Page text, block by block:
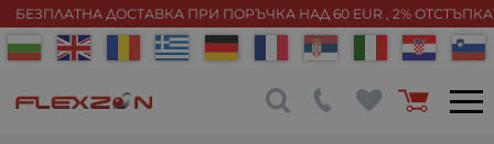
БЕЗПЛАТНА ДОСТАВКА ПРИ ПОРЪЧКА НАД 60 EUR , 2%